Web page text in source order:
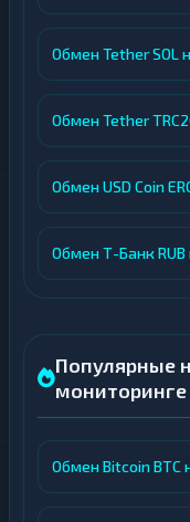
Обмен Tether SOL
Обмен Tether
Обмен USD Coin
Обмен Т-Банк RUB
Популярные
мониторинге
Обмен Bitcoin BTC